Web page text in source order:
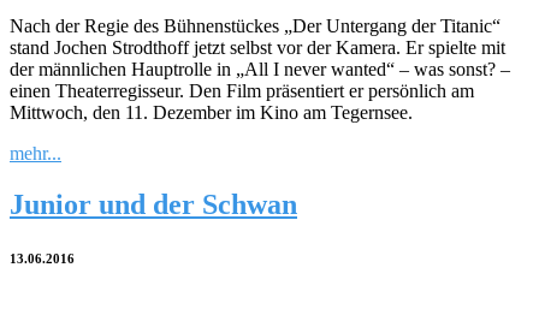
Nach der Regie des Bühnenstückes „Der Untergang der Titanic“
stand Jochen Strodthoff jetzt selbst vor der Kamera. Er spielte mit
der männlichen Hauptrolle in „All I never wanted“ – was sonst? –
einen Theaterregisseur. Den Film präsentiert er persönlich am
Mittwoch, den 11. Dezember im Kino am Tegernsee.
mehr...
Junior und der Schwan
13.06.2016